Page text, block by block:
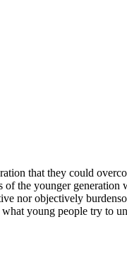
that they could
the younger generation
nor objectively
what young people try to